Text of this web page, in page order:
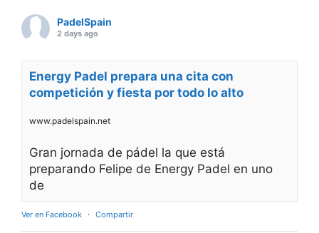
PadelSpain
2 days ago
Energy Padel prepara una cita con
competición y fiesta por todo lo alto
www.padelspain.net
Gran jornada de pádel la que está
preparando Felipe de Energy Padel en uno
de
Ver en Facebook · Compartir